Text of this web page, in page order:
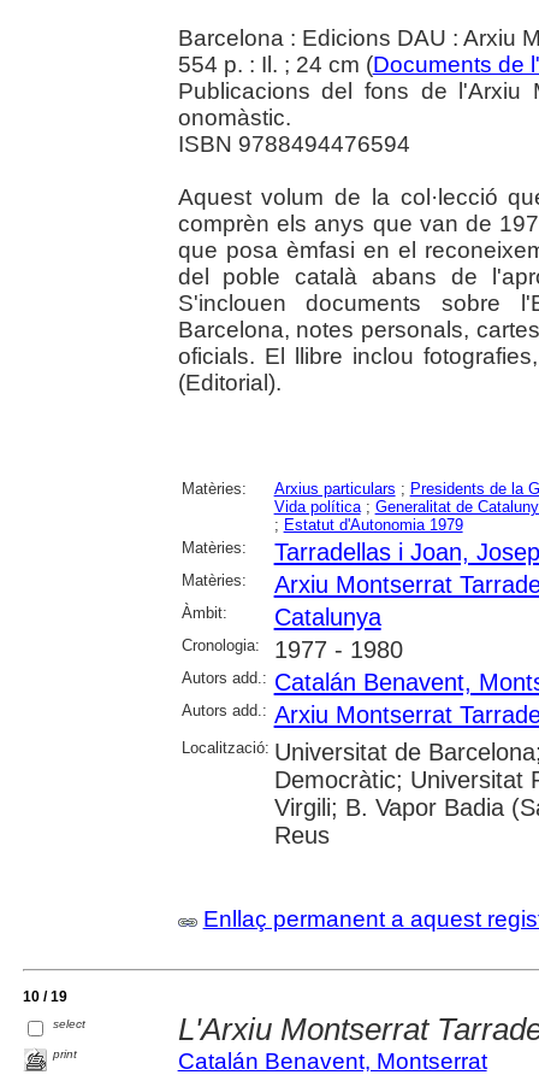
Barcelona : Edicions DAU : Arxiu
554 p. : Il. ; 24 cm (Documents de
Publicacions del fons de l'Arxiu
onomàstic.
ISBN 9788494476594
Aquest volum de la col·lecció
comprèn els anys que van de
que posa èmfasi en el
del poble català abans de
S'inclouen documents sobre
Barcelona, notes personals,
oficials. El llibre inclou
(Editorial).
Matèries: Arxius particulars ; Presidents de la
Vida política; Generalitat de
; Estatut d'Autonomia 1979
Matèries:
Tarradellas i Joan, Josep
Matèries: Arxiu Montserrat
Àmbit: Catalunya
Cronologia: 1977 - 1980
Autors add.: Catalán Benavent,
Autors add.: Arxiu Montserrat
Localització: Universitat de
Democràtic; Universitat
Virgili; B. Vapor Badia
Reus
Enllaç permanent a aquest
10 / 19
select
print
L'Arxiu Montserrat
Catalán Benavent, Montserrat